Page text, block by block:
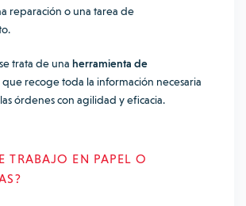
reparación o una tarea de
trata de una herramienta de
que recoge toda la información necesaria
órdenes con agilidad y eficacia.
TRABAJO EN PAPEL O